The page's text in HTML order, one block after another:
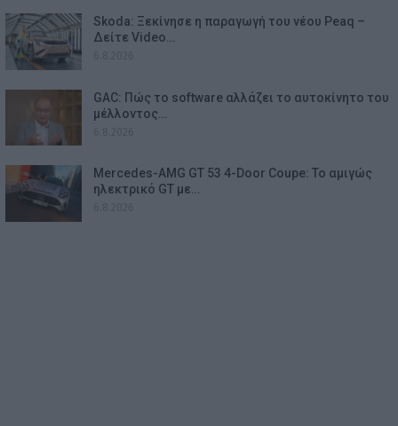
Skoda: Ξεκίνησε η παραγωγή του νέου Peaq –
Δείτε Video…
GAC: Πώς το software αλλάζει το αυτοκίνητο του
μέλλοντος…
Mercedes-AMG GT 53 4-Door Coupe: Το αμιγώς
ηλεκτρικό GT με…